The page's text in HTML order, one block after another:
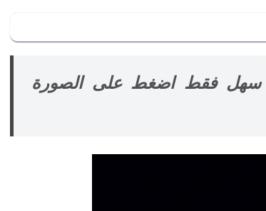
سهل فقط اضغط على الصورة